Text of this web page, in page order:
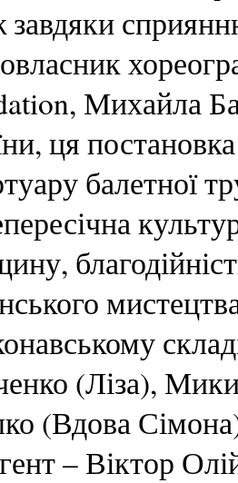
завдяки
Михайла
ця
балетної
(Ліза),
(Вдова
– Віктор